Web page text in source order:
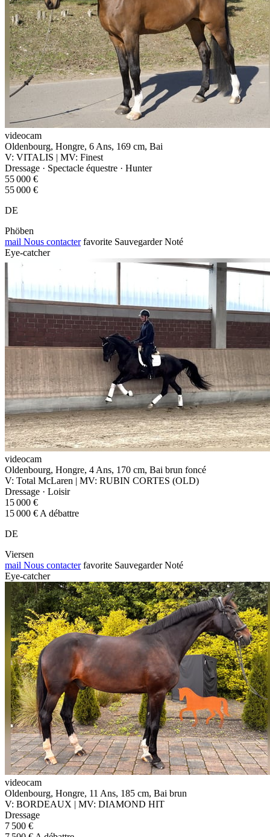
videocam
Oldenbourg, Hongre, 6 Ans, 169 cm, Bai
V: VITALIS | MV: Finest
Dressage · Spectacle équestre · Hunter
55 000 €
55 000 €
DE
Phöben
mail Nous contacter favorite Sauvegarder Noté
Eye-catcher
videocam
Oldenbourg, Hongre, 4 Ans, 170 cm, Bai brun foncé
V: Total McLaren | MV: RUBIN CORTES (OLD)
Dressage · Loisir
15 000 €
15 000 € A débattre
DE
Viersen
mail Nous contacter favorite Sauvegarder Noté
Eye-catcher
videocam
Oldenbourg, Hongre, 11 Ans, 185 cm, Bai brun
V: BORDEAUX | MV: DIAMOND HIT
Dressage
7 500 €